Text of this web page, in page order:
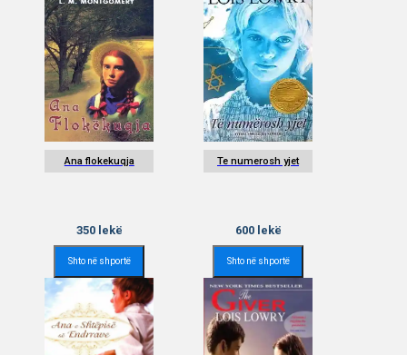
Ana flokekuqja
350lekë
Shto në shportë
Te numerosh yjet
600lekë
Shto në shportë